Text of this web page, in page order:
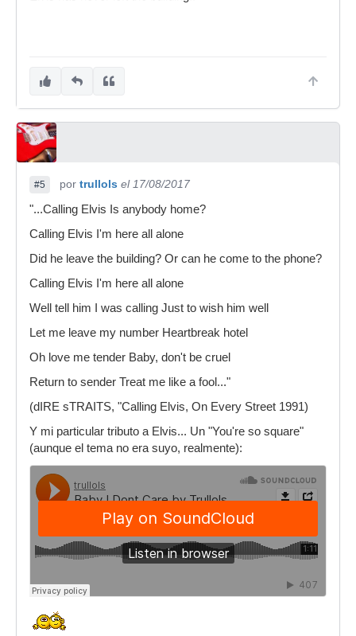
#5 por trullols el 17/08/2017
"...Calling Elvis Is anybody home?
Calling Elvis I'm here all alone
Did he leave the building? Or can he come to the phone?
Calling Elvis I'm here all alone
Well tell him I was calling Just to wish him well
Let me leave my number Heartbreak hotel
Oh love me tender Baby, don't be cruel
Return to sender Treat me like a fool..."
(dIRE sTRAITS, "Calling Elvis, On Every Street 1991)
Y mi particular tributo a Elvis... Un "You're so square"
(aunque el tema no era suyo, realmente):